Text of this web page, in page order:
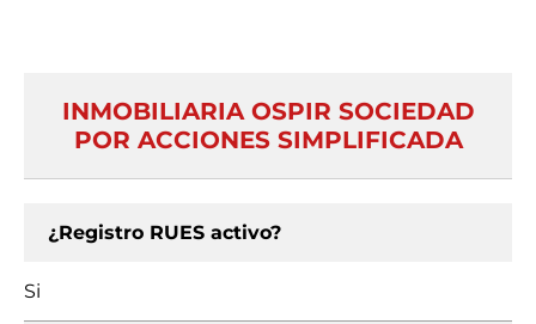
INMOBILIARIA OSPIR SOCIEDAD
POR ACCIONES SIMPLIFICADA
¿Registro RUES activo?
Si